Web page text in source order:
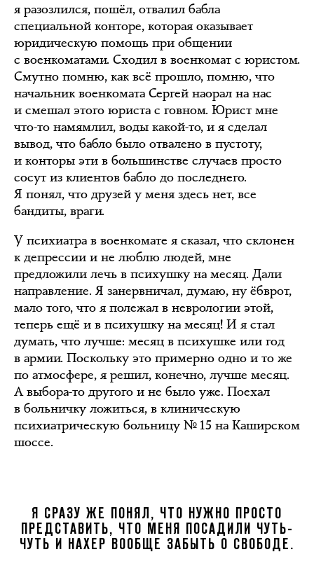
я разозлился, пошёл, отвалил бабла
специальной конторе, которая оказывает
юридическую помощь при общении
с военкоматами. Сходил в военкомат с юристом.
Смутно помню, как всё прошло, помню, что
начальник военкомата Сергей наорал на нас
и смешал этого юриста с говном. Юрист мне
что-то намямлил, воды какой-то, и я сделал
вывод, что бабло было отвалено в пустоту,
и конторы эти в большинстве случаев просто
сосут из клиентов бабло до последнего.
Я понял, что друзей у меня здесь нет, все
бандиты, враги.
У психиатра в военкомате я сказал, что склонен
к депрессии и не люблю людей, мне
предложили лечь в психушку на месяц. Дали
направление. Я занервничал, думаю, ну ёбврот,
мало того, что я полежал в неврологии этой,
теперь ещё и в психушку на месяц! И я стал
думать, что лучше: месяц в психушке или год
в армии. Поскольку это примерно одно и то же
по атмосфере, я решил, конечно, лучше месяц.
А выбора-то другого и не было уже. Поехал
в больничку ложиться, в клиническую
психиатрическую больницу № 15 на Каширском
шоссе.
Я СРАЗУ ЖЕ ПОНЯЛ, ЧТО НУЖНО ПРОСТО
ПРЕДСТАВИТЬ, ЧТО МЕНЯ ПОСАДИЛИ ЧУТЬ-
ЧУТЬ И НАХЕР ВООБЩЕ ЗАБЫТЬ О СВОБОДЕ.